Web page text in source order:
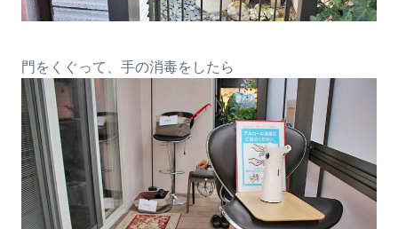
門をくぐって、手の消毒をしたら